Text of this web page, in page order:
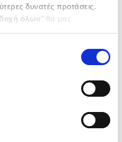
δυνατές προτάσεις.
όλων’’ θα μας
από τα παρακάτω με την
να ενημερωθείτε σχετικά με